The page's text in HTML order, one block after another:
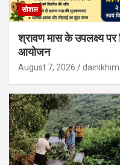
सोशल
श्रावण मास के उपलक्ष्य पर
आयोजन
August 7, 2026